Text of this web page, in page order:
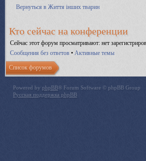
Вернуться в Життя інших тварин
Кто сейчас на конференции
Сейчас этот форум просматривают: нет
Сообщения без ответов • Активные темы
Список форумов
Powered by phpBB® Forum Software © phpBB Group
Русская поддержка phpBB